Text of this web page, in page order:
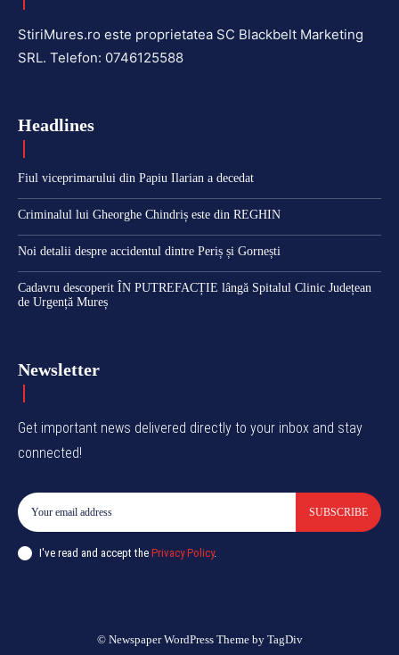
StiriMures.ro este proprietatea SC Blackbelt Marketing
SRL. Telefon: 0746125588
Headlines
Fiul viceprimarului din Papiu Ilarian a decedat
Criminalul lui Gheorghe Chindriș este din REGHIN
Noi detalii despre accidentul dintre Periș și Gornești
Cadavru descoperit ÎN PUTREFACȚIE lângă Spitalul Clinic Județean
de Urgență Mureș
Newsletter
Get important news delivered directly to your inbox and stay
connected!
SUBSCRIBE
I've read and accept the Privacy Policy.
© Newspaper WordPress Theme by TagDiv